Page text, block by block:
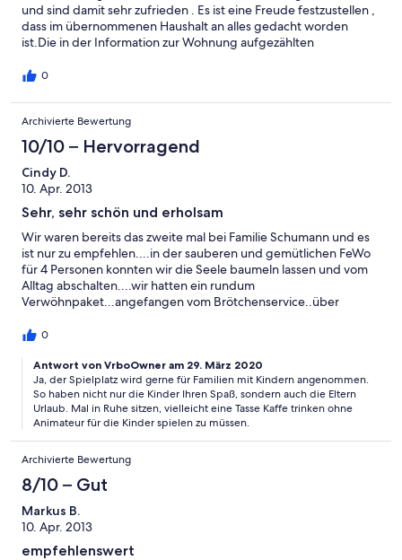
und sind damit sehr zufrieden . Es ist eine Freude festzustellen ,
dass im übernommenen Haushalt an alles gedacht worden
ist.Die in der Information zur Wohnung aufgezählten
Haushalt ohne Abstriche weiter zu führen .Alles ist blitzsauber
willkommen war , muss unbedingt mit erwähnt werden !! Mit
dem Auto sind Einkaufsmöglichkeiten in Born ( Große Kaufhalle )
und im Seebad Prerow ( Fahrzeit 5 Min.) jederzeit nutzbar. In
Wiek selbst sind gute Gasstätten und eine sehr gute
Fischverkaufsstelle vorhanden . Für Menschen die der
Großstadt und deren Lärm entfliehen wollen , ein Tipp zur
absoluten Erholung . Haus Schumann , Wiek und der Darss mit
seinem Hundestrand sind zu jeder Jahreszeit eine Reise wert .
0
Archivierte Bewertung
10/10 – Hervorragend
Cindy D.
10. Apr. 2013
Sehr, sehr schön und erholsam
Wir waren bereits das zweite mal bei Familie Schumann und es
ist nur zu empfehlen....in der sauberen und gemütlichen FeWo
für 4 Personen konnten wir die Seele baumeln lassen und vom
Alltag abschalten....wir hatten ein rundum
Verwöhnpaket...angefangen vom Brötchenservice..über
Osterüberraschung...unsere Kinder durften ungehemmt
Fahrzeugen auf dem Hof zu fahren oder auch das Baumhaus
war der Renner... hiermit sagen wir Dankeschön für die schöne
Zeit und wir kommen gerne wieder
0
Antwort von VrboOwner am 29. März 2020
Ja, der Spielplatz wird gerne für Familien mit Kindern angenommen.
So haben nicht nur die Kinder Ihren Spaß, sondern auch die Eltern
Urlaub. Mal in Ruhe sitzen, vielleicht eine Tasse Kaffe trinken ohne
Animateur für die Kinder spielen zu müssen.
Archivierte Bewertung
8/10 – Gut
Markus B.
10. Apr. 2013
empfehlenswert